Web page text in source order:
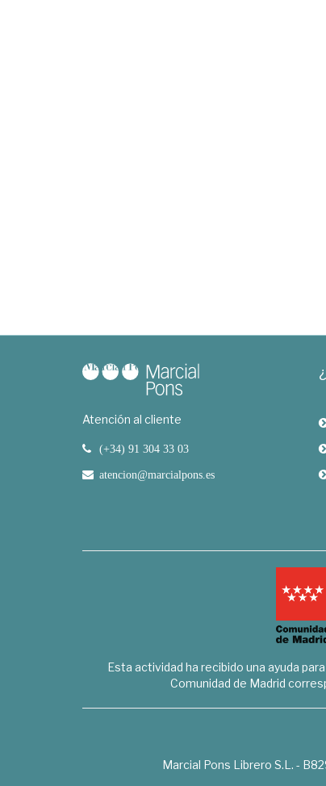
Atención al cliente
(+34) 91 304 33 03
atencion@marcialpons.es
Esta actividad ha recibido una ayuda
Comunidad de Madrid
Marcial Pons Librero S.L. -